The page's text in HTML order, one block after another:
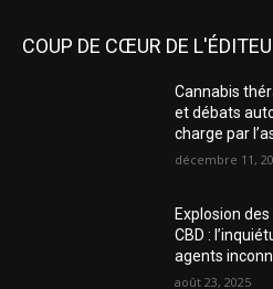
COUP DE CŒUR DE
Cannabis
et débats
charge par
décembre 11,
Explosion
CBD :
agents
août 23, 2025